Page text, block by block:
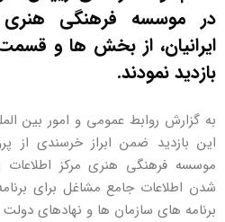
در موسسه فرهنگی هنری
ایرانیان، از بخش ها و
بازدید نمودند.
به گزارش روابط عمومی و امور بین
این بازدید ضمن ابراز خرسندی از
موسسه فرهنگی هنری مرکز اطلاعات
شدن اطلاعات جامع مشاغل برای
برنامه های سازمان ها و نهادهای دولت